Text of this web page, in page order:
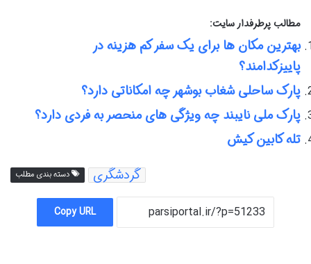
مطالب پرطرفدار سایت:
بهترین مکان ها برای یک سفر کم هزینه در
پاییزکدامند؟
پارک ساحلی شغاب بوشهر چه امکاناتی دارد؟
پارک ملی نایبند چه ویژگی های منحصر به فردی دارد؟
تله کابین کیش
دسته بندی مطلب گردشگری
Copy URL